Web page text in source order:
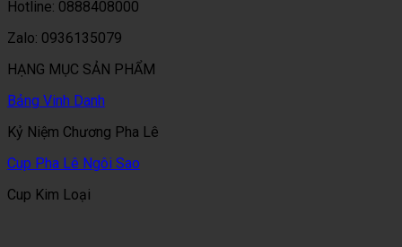
Hotline: 0888408000
Zalo: 0936135079
HẠNG MỤC SẢN PHẨM
Bảng Vinh Danh
Kỷ Niệm Chương Pha Lê
Cup Pha Lê Ngôi Sao
Cup Kim Loại